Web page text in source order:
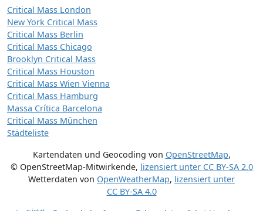
Critical Mass London
New York Critical Mass
Critical Mass Berlin
Critical Mass Chicago
Brooklyn Critical Mass
Critical Mass Houston
Critical Mass Wien Vienna
Critical Mass Hamburg
Massa Crítica Barcelona
Critical Mass München
Städteliste
Kartendaten und Geocoding von OpenStreetMap,
© OpenStreetMap-Mitwirkende, lizensiert unter CC BY-SA 2.0
Wetterdaten von OpenWeatherMap, lizensiert unter
CC BY-SA 4.0